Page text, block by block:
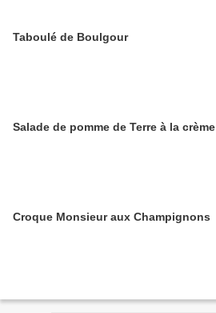
Taboulé de Boulgour
Salade de pomme de Terre à la crème
Croque Monsieur aux Champignons